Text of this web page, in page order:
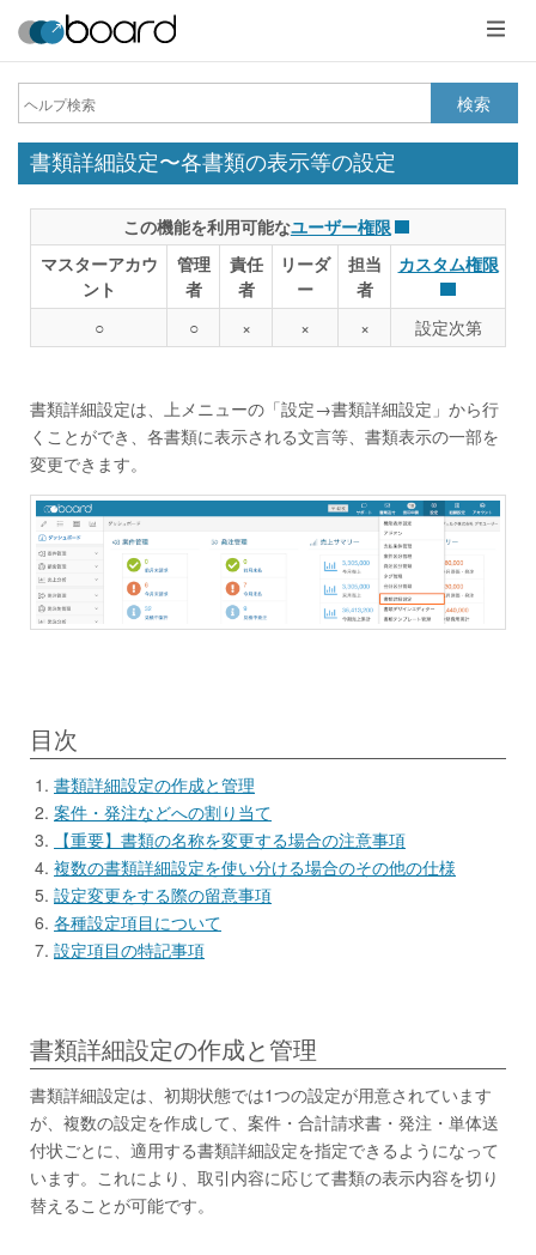
メ
ニ
ュ
ー
検索
書類詳細設定〜各書類の表示等の設定
この機能を利用可能なユーザー権限
マスターアカウ
ント
管理
者
責任
者
リーダ
ー
担当
者
カスタム権限
○ ○ × × × 設定次第
書類詳細設定は、上メニューの「設定→書類詳細設定」から行
くことができ、各書類に表示される文言等、書類表示の一部を
変更できます。
目次
書類詳細設定の作成と管理
案件・発注などへの割り当て
【重要】書類の名称を変更する場合の注意事項
複数の書類詳細設定を使い分ける場合のその他の仕様
設定変更をする際の留意事項
各種設定項目について
設定項目の特記事項
書類詳細設定の作成と管理
書類詳細設定は、初期状態では1つの設定が用意されています
が、複数の設定を作成して、案件・合計請求書・発注・単体送
付状ごとに、適用する書類詳細設定を指定できるようになって
います。これにより、取引内容に応じて書類の表示内容を切り
替えることが可能です。